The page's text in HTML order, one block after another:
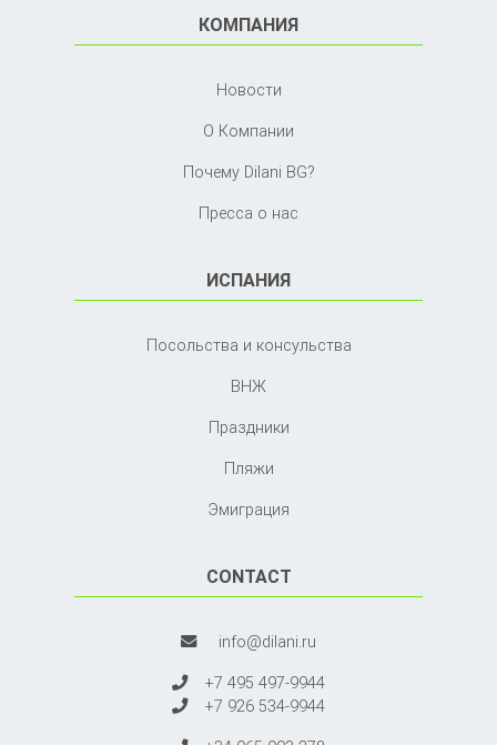
КОМПАНИЯ
Новости
О Компании
Почему Dilani BG?
Пресса о нас
ИСПАНИЯ
Посольства и консульства
ВНЖ
Праздники
Пляжи
Эмиграция
CONTACT
info@dilani.ru
+7 495 497-9944
+7 926 534-9944